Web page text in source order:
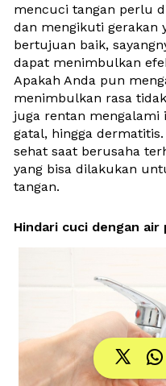
mencuci tangan perlu
dan mengikuti gerakan
bertujuan baik,
dapat menimbulkan
Apakah Anda pun
menimbulkan rasa
juga rentan mengalami
gatal, hingga dermatitis.
sehat saat berusaha
yang bisa dilakukan
tangan.
Hindari cuci dengan air